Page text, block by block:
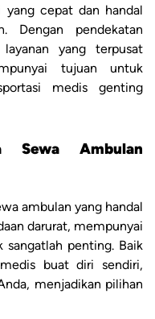
yang cepat dan handal
Dengan pendekatan
yang terpusat
tujuan untuk
medis genting
Sewa Ambulan
ambulan yang handal
darurat, mempunyai
sangatlah penting. Baik
buat diri sendiri,
menjadikan pilihan